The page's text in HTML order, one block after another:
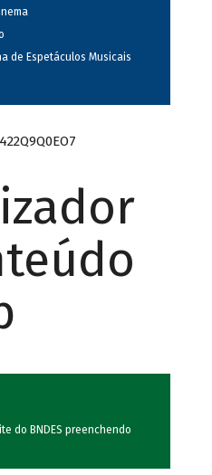
de Espetáculos Musicais
do BNDES preenchendo